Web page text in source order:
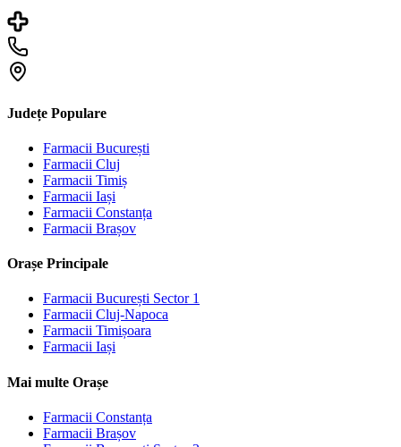
Județe Populare
Farmacii București
Farmacii Cluj
Farmacii Timiș
Farmacii Iași
Farmacii Constanța
Farmacii Brașov
Orașe Principale
Farmacii București Sector 1
Farmacii Cluj-Napoca
Farmacii Timișoara
Farmacii Iași
Mai multe Orașe
Farmacii Constanța
Farmacii Brașov